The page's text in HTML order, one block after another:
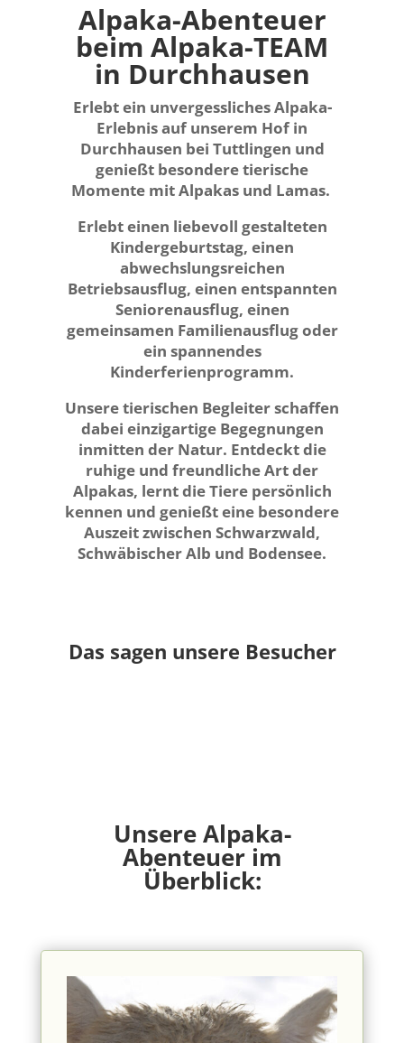
Alpaka-Abenteuer
beim Alpaka-TEAM
in Durchhausen
Erlebt ein unvergessliches Alpaka-
Erlebnis auf unserem Hof in
Durchhausen bei Tuttlingen und
genießt besondere tierische
Momente mit Alpakas und Lamas.
Erlebt einen liebevoll gestalteten
Kindergeburtstag, einen
abwechslungsreichen
Betriebsausflug, einen entspannten
Seniorenausflug, einen
gemeinsamen Familienausflug oder
ein spannendes
Kinderferienprogramm.
Unsere tierischen Begleiter schaffen
dabei einzigartige Begegnungen
inmitten der Natur. Entdeckt die
ruhige und freundliche Art der
Alpakas, lernt die Tiere persönlich
kennen und genießt eine besondere
Auszeit zwischen Schwarzwald,
Schwäbischer Alb und Bodensee.
Das sagen unsere Besucher
Unsere Alpaka-
Abenteuer im
Überblick: